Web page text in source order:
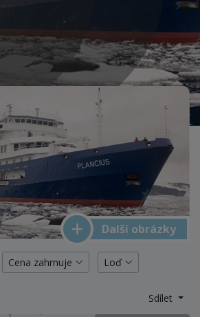
Další obrázky
Cena zahrnuje Loď
Sdílet